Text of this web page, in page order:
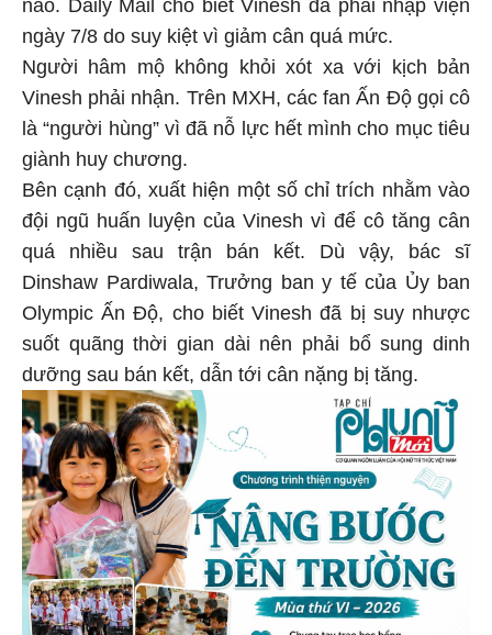
ngày 7/8 do suy kiệt vì giảm cân quá mức.
Người hâm mộ không khỏi xót xa với kịch bản
Vinesh phải nhận. Trên MXH, các fan Ấn Độ gọi cô
là “người hùng” vì đã nỗ lực hết mình cho mục tiêu
giành huy chương.
Bên cạnh đó, xuất hiện một số chỉ trích nhằm vào
đội ngũ huấn luyện của Vinesh vì để cô tăng cân
quá nhiều sau trận bán kết. Dù vậy, bác sĩ
Dinshaw Pardiwala, Trưởng ban y tế của Ủy ban
Olympic Ấn Độ, cho biết Vinesh đã bị suy nhược
suốt quãng thời gian dài nên phải bổ sung dinh
dưỡng sau bán kết, dẫn tới cân nặng bị tăng.